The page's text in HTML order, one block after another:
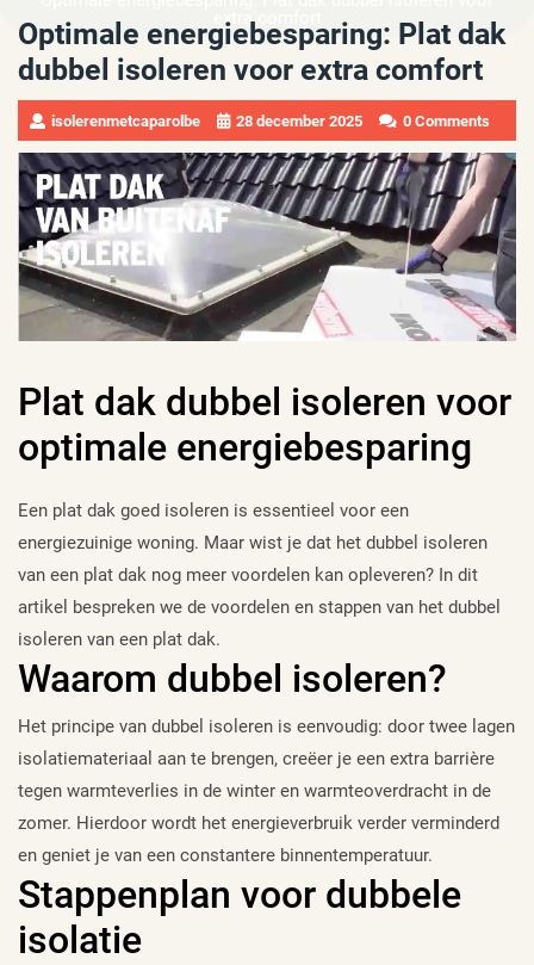
extra comfort
Optimale energiebesparing: Plat dak
dubbel isoleren voor extra comfort
isolerenmetcaparolbe 28 december 2025 0 Comments
Plat dak dubbel isoleren voor
optimale energiebesparing
Een plat dak goed isoleren is essentieel voor een
energiezuinige woning. Maar wist je dat het dubbel isoleren
van een plat dak nog meer voordelen kan opleveren? In dit
artikel bespreken we de voordelen en stappen van het dubbel
isoleren van een plat dak.
Waarom dubbel isoleren?
Het principe van dubbel isoleren is eenvoudig: door twee lagen
isolatiemateriaal aan te brengen, creëer je een extra barrière
tegen warmteverlies in de winter en warmteoverdracht in de
zomer. Hierdoor wordt het energieverbruik verder verminderd
en geniet je van een constantere binnentemperatuur.
Stappenplan voor dubbele
isolatie